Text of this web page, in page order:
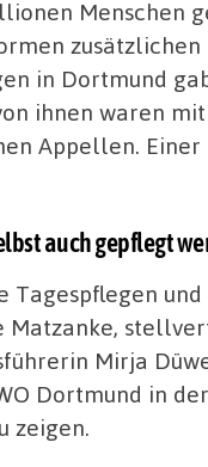
Menschen
zusätzlichen
in Dortmund
ihnen waren
Appellen. Einer
auch gepflegt
Tagespflegen
Matzanke,
Mirja
Dortmund in
zeigen.